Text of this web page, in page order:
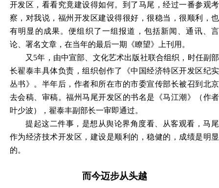
开发区，看看究竟建设得如何。到了马尾，经过一番参观考
察，对我说，福州开发区建设得很好，很稳当，很顺利，也
有明显的成果。便组织了一组报道，包括新闻、通讯、言
论、署名文章，在当年的最后一期《瞭望》上刊用。
又 5年，由中宣部、文化艺术出版社联合组织，时任副部
长翟泰丰具体负责，组织创作了《中国经济特区开发区纪实
丛书》。半年后，作者和所在市的市委宣传部长被召到北京
去会稿、审稿。福州马尾开发区的书名是《马江潮》（作者
叶少波），翟泰丰副部长一审即通过。
提起这二件事，是想从舆论界角度看、从客观看，马尾
作为经济技术开发区，建设是顺利的，稳健的，成绩是明显
的。
而今迈步从头越